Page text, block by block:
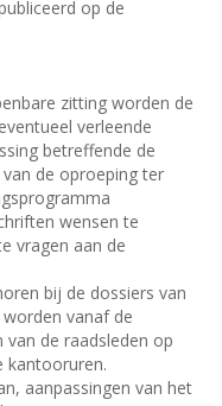
op de
zitting worden de
verleende
betreffende de
de oproeping ter
wensen te
vragen aan de
bij de dossiers van
vanaf de
de raadsleden op
kantooruren.
aanpassingen van het